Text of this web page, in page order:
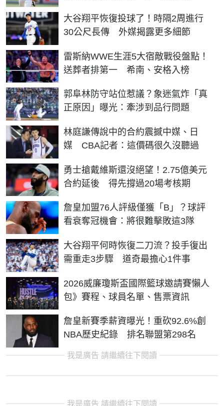
大谷翔平恢復投球了！時隔2周進行
30公尺長傳 外媒揭露更多細節
雷斯納WWE生涯5大宿敵戰役盤點！
送葬者排第一 希南、安格入榜
郭阜林防守站位惹議？象迷氣炸「真
正原因」曝光：牽涉到品行問題
林庭謙傳說中的合約震撼中媒、日
媒 CBA記者：這價碼很久沒聽過
勇士搶戴維斯還沒絕望！2.75億美元
合約延後 得先撐過20場考核期
詹皇加盟76人評級僅獲「B」？球評
看衰奪冠機會：將很難擊敗這3隊
大谷翔平何時恢復二刀流？投手復出
需重走3步驟 道奇最擔心1件事
2026威廉瓊斯盃國際籃球邀請賽懶人
包》賽程、球員名單、售票資訊
詹皇新賽季薪資曝光！重砍92.6%創
NBA歷史紀錄 排名聯盟第298名
我是廣告 請繼續往下閱讀
我是廣告 請繼續往下閱讀